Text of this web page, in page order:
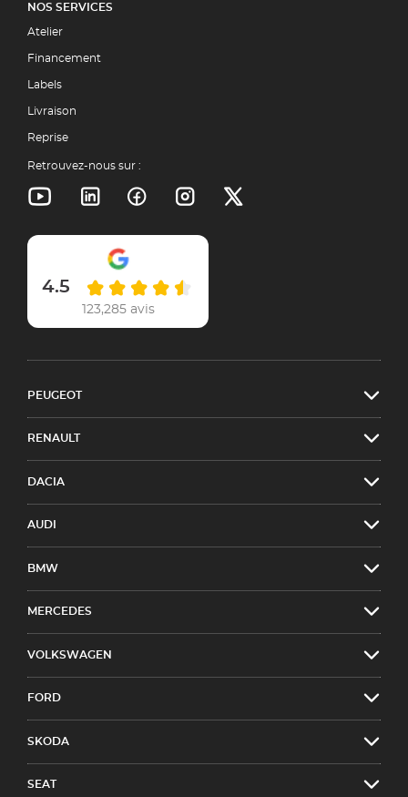
NOS SERVICES
Atelier
Financement
Labels
Livraison
Reprise
Retrouvez-nous sur :
4.5
123,285 avis
PEUGEOT
RENAULT
DACIA
AUDI
BMW
MERCEDES
VOLKSWAGEN
FORD
SKODA
SEAT